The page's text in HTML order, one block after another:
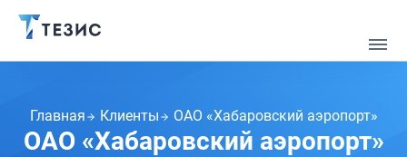
Главная Клиенты ОАО «Хабаровский аэропорт»
ОАО «Хабаровский аэропорт»